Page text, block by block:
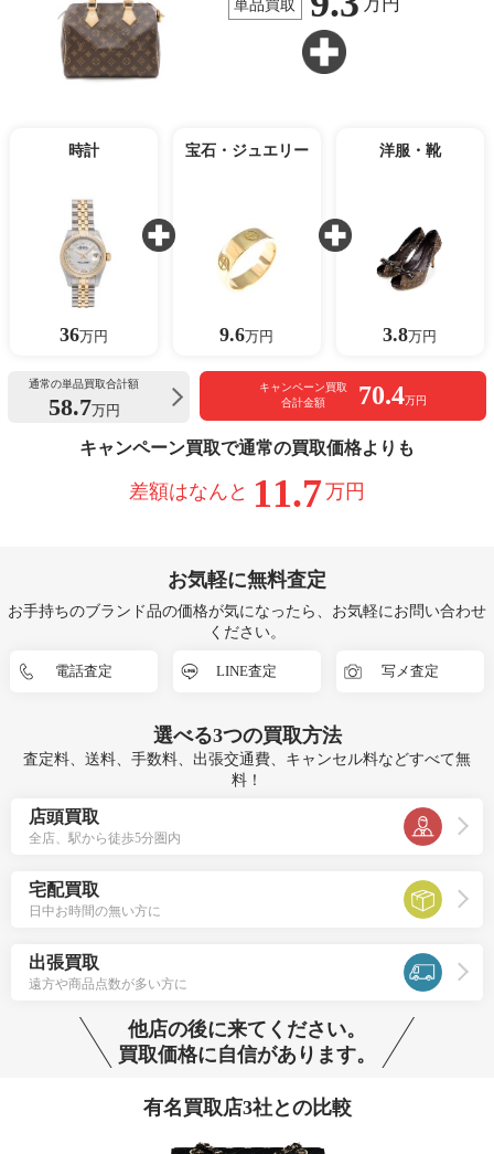
単品買取
時計
36万円
宝石・ジュエリー
9.6万円
洋服・靴
3.8万円
通常の単品買取合計額
58.7万円
キャンペーン買取
合計金額
70.4万円
キャンペーン買取で通常の買取価格よりも
差額はなんと 11.7万円
お気軽に無料査定
お手持ちのブランド品の価格が気になったら、お気軽にお問い合わせ
ください。
電話査定 LINE査定 写メ査定
選べる3つの買取方法
査定料、送料、手数料、出張交通費、キャンセル料などすべて無
料！
店頭買取
全店、駅から徒歩5分圏内
宅配買取
日中お時間の無い方に
出張買取
遠方や商品点数が多い方に
他店の後に来てください。
買取価格に自信があります。
有名買取店3社との比較